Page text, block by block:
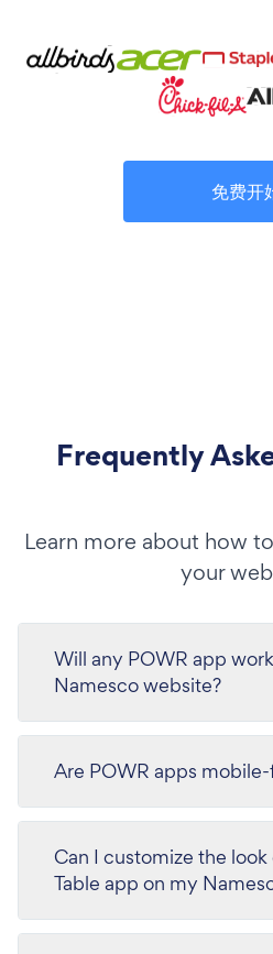
免费开
Frequently
Learn more about how
your
Will any POWR app
Namesco website?
Are POWR apps
Can I customize the
Table app on my